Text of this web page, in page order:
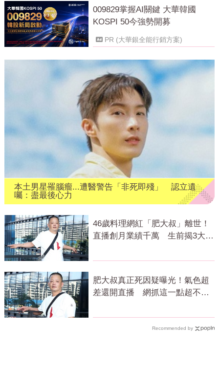
009829掌握AI關鍵 大華韓國
KOSPI 50今強勢開募
PR (大華銀全能行銷方案)
本土男星罹腦瘤...遭醫警告「非死即殘」 認立遺
囑：盡最後心力
46歲料理網紅「肥大叔」離世！
直播創月業績千萬 生前揭3大成
肥大叔真正死因疑曝光！氣色超
差還開直播 網抓這一點超不合
Recommended by